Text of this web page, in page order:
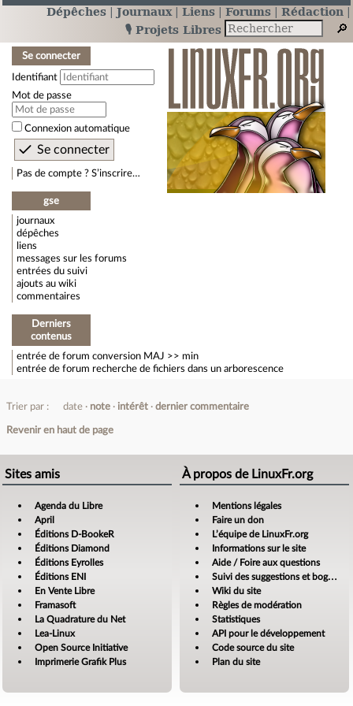
Dépêches Journaux Liens Forums
Rédaction
🎙️ Projets Libres
Se connecter
Identifiant
Mot de passe
Connexion automatique
Pas de compte ? S’inscrire…
gse
journaux
dépêches
liens
messages sur les forums
entrées du suivi
ajouts au wiki
commentaires
Derniers
contenus
entrée de forum conversion MAJ >> min
entrée de forum recherche de fichiers dans un arborescence
Trier par : date note intérêt dernier commentaire
Revenir en haut de page
Sites amis
Agenda du Libre
April
Éditions D-BookeR
Éditions Diamond
Éditions Eyrolles
Éditions ENI
En Vente Libre
Framasoft
La Quadrature du Net
Lea-Linux
Open Source Initiative
Imprimerie Grafik Plus
À propos de LinuxFr.org
Mentions légales
Faire un don
L’équipe de LinuxFr.org
Informations sur le site
Aide / Foire aux questions
Suivi des suggestions et bogues
Wiki du site
Règles de modération
Statistiques
API pour le développement
Code source du site
Plan du site